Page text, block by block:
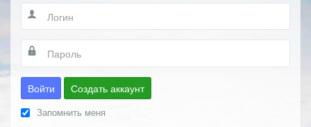
Войти Создать аккаунт
Запомнить меня